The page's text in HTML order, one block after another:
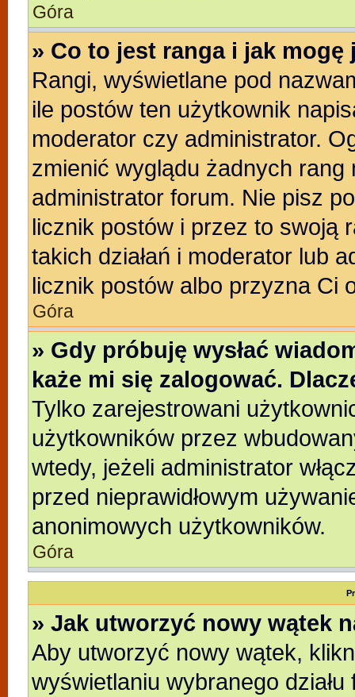
Góra
» Co to jest ranga i jak mogę
Rangi, wyświetlane pod
ile postów ten użytkownik
moderator czy administrator.
zmienić wyglądu żadnych
administrator forum. Nie pisz
licznik postów i przez to swoją
takich działań i moderator lub
licznik postów albo przyzna Ci
Góra
» Gdy próbuję wysłać
każe mi się zalogować.
Tylko zarejestrowani
użytkowników przez
wtedy, jeżeli administrator
przed nieprawidłowym
anonimowych użytkowników.
Góra
» Jak utworzyć nowy wątek
Aby utworzyć nowy wątek,
wyświetlaniu wybranego